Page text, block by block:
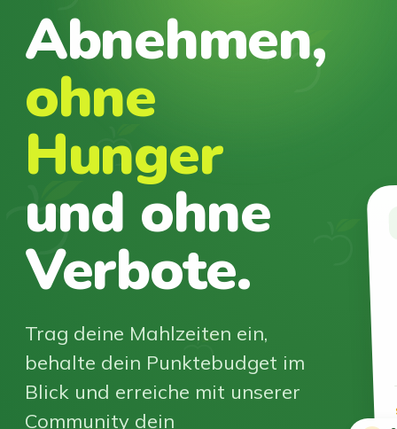
Abnehmen,
ohne
Hunger
und ohne
Verbote.
Trag deine Mahlzeiten ein,
behalte dein Punktebudget im
Blick und erreiche mit unserer
Community dein